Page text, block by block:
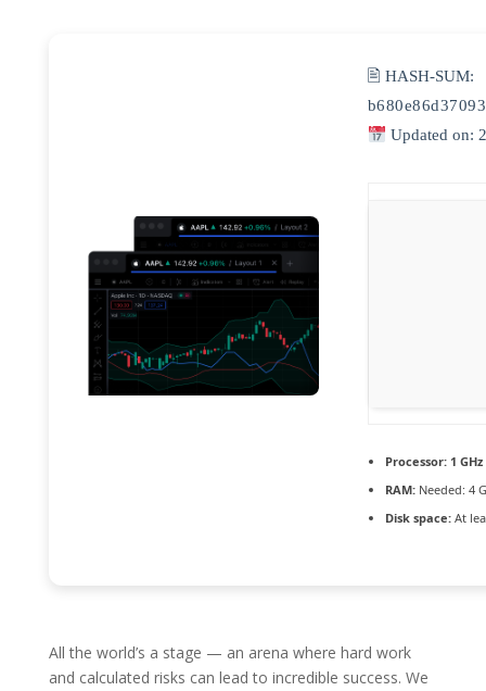
🖹 HASH-SUM:
Updated on:
Processor:1
RAM:Needed: 4
Disk space:At
All the world’s a stage — an arena where hard work
and calculated risks can lead to incredible success. We